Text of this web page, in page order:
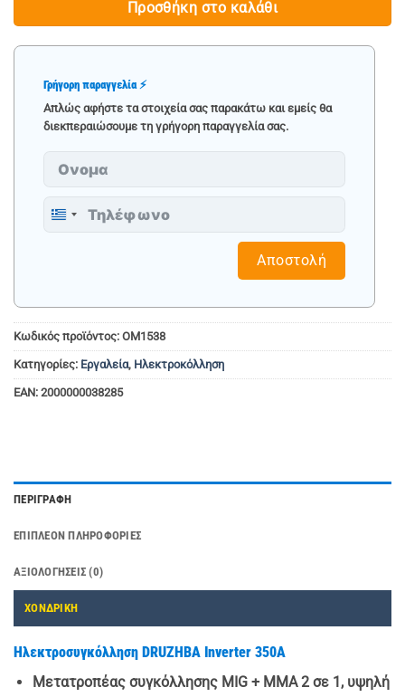
Προσθήκη στο καλάθι
Γρήγορη παραγγελία ⚡
Απλώς αφήστε τα στοιχεία σας παρακάτω και εμείς θα
διεκπεραιώσουμε τη γρήγορη παραγγελία σας.
Greece
Αποστολή
Κωδικός προϊόντος: OM1538
Κατηγορίες: Εργαλεία, Ηλεκτροκόλληση
EAN: 2000000038285
ΠΕΡΙΓΡΑΦΉ
ΕΠΙΠΛΈΟΝ ΠΛΗΡΟΦΟΡΊΕΣ
ΑΞΙΟΛΟΓΉΣΕΙΣ (0)
ΧΟΝΔΡΙΚΗ
Ηλεκτροσυγκόλληση DRUZHBA Inverter 350Α
Μετατροπέας συγκόλλησης MIG + MMA 2 σε 1, υψηλή